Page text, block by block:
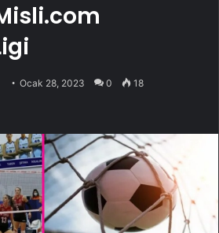
Ocak 28, 2023 0 18